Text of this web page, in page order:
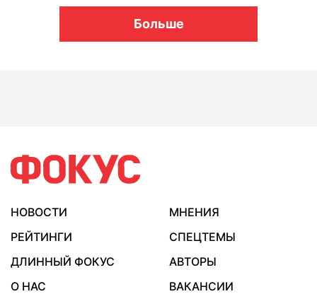
Больше
НОВОСТИ
МНЕНИЯ
РЕЙТИНГИ
СПЕЦТЕМЫ
ДЛИННЫЙ ФОКУС
АВТОРЫ
О НАС
ВАКАНСИИ